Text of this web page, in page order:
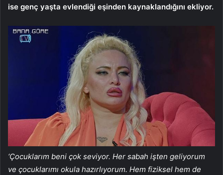
ise genç yaşta evlendiği eşinden kaynaklandığını ekliyor.
‘Çocuklarım beni çok seviyor. Her sabah işten geliyorum
ve çocuklarımı okula hazırlıyorum. Hem fiziksel hem de